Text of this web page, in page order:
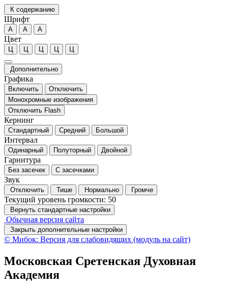
К содержанию
Шрифт
А А А
Цвет
Ц Ц Ц Ц Ц
Дополнительно
Графика
Включить
Отключить
Монохромные изображения
Отключить Flash
Кернинг
Стандартный Средний Большой
Интервал
Одинарный Полуторный Двойной
Гарнитура
Без засечек С засечками
Звук
Отключить Тише Нормально Громче
Текущий уровень громкости: 50
Вернуть стандартные настройки
Обычная версия сайта
Закрыть дополнительные настройки
© Мибок: Версия для слабовидящих (модуль на сайт)
Московская Сретенская Духовная
Академия